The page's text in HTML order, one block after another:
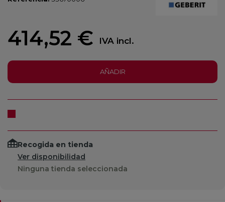
414,52 € IVA incl.
AÑADIR
Recogida en tienda
Ver disponibilidad
Ninguna tienda seleccionada